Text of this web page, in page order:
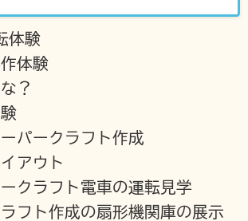
体験
体験
？
パークラフト作成
アウト
クラフト電車の運転見学
フト作成の扇形機関庫の展示